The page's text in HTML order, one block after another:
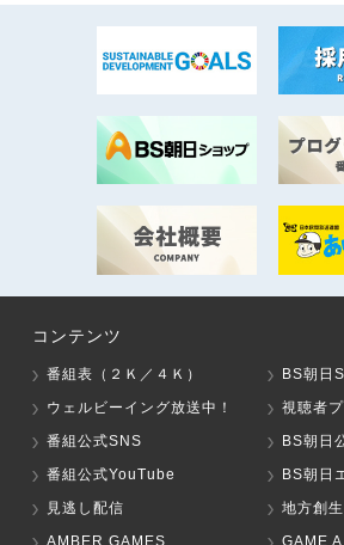
コンテンツ
番組表（２Ｋ／４Ｋ）
BS朝日
ウェルビーイング放送中！
視聴者
番組公式SNS
BS朝日
番組公式YouTube
BS朝日
見逃し配信
地方創生
AMBER GAMES
GAME A